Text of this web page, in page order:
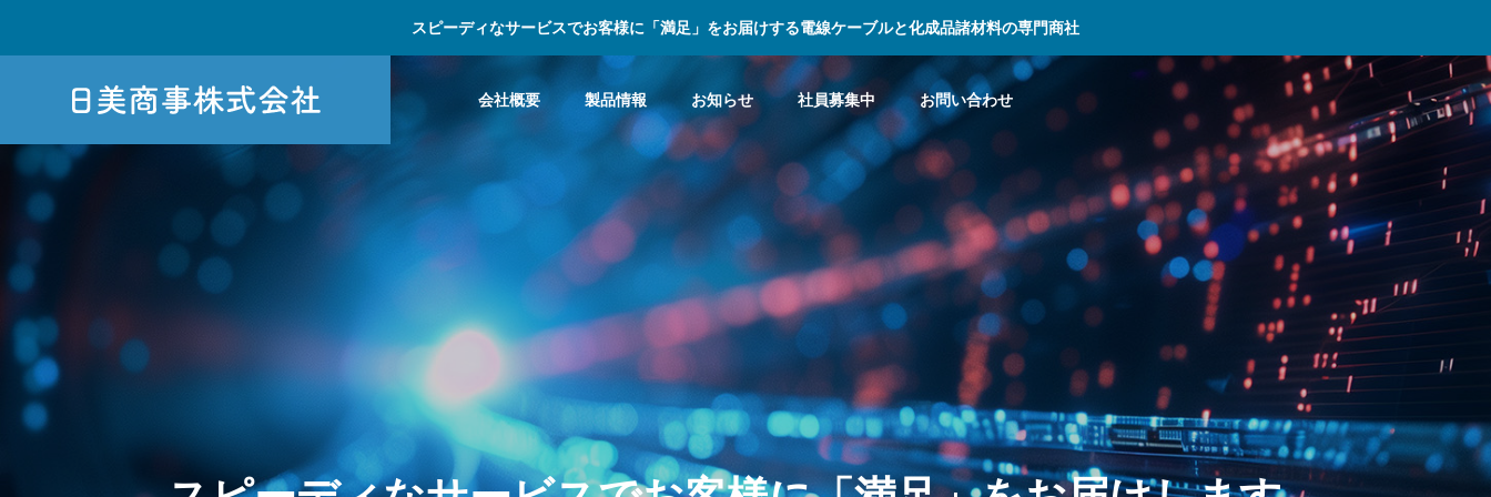
スピーディなサービスでお客様に「満足」をお届けする電線ケーブルと化成品諸材料の専門商社
会社概要 製品情報 お知らせ 社員募集中 お問い合わせ